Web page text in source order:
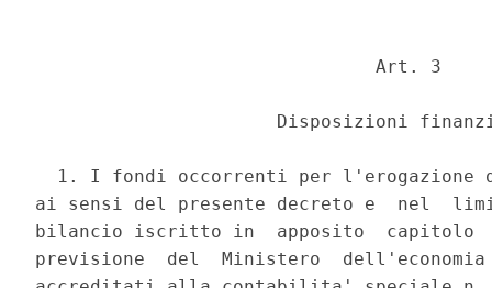
                               Art. 3
Disposizioni
1. I fondi occorrenti per l'erogazione
ai sensi del presente decreto e  nel
bilancio iscritto in  apposito  capitolo
previsione  del  Ministero